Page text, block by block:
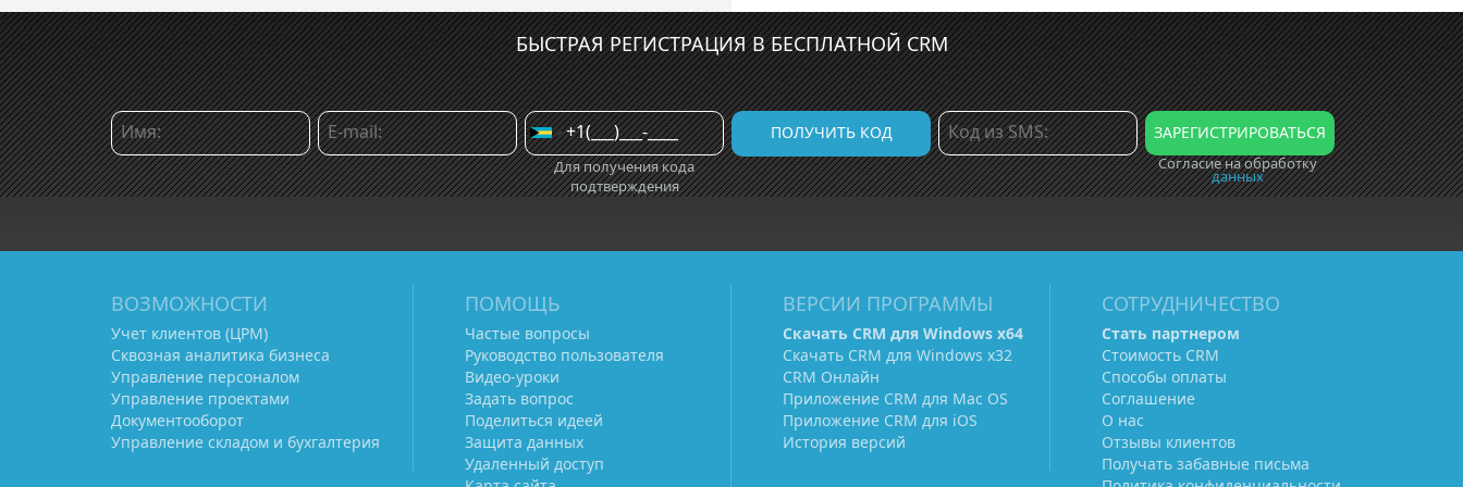
БЫСТРАЯ РЕГИСТРАЦИЯ В БЕСПЛАТНОЙ CRM
Для получения кода
подтверждения
Согласие на обработку
данных
ВОЗМОЖНОСТИ
Учет клиентов (ЦРМ)
Сквозная аналитика бизнеса
Управление персоналом
Управление проектами
Документооборот
Управление складом и бухгалтерия
ПОМОЩЬ
Частые вопросы
Руководство пользователя
Видео-уроки
Задать вопрос
Поделиться идеей
Защита данных
Удаленный доступ
ВЕРСИИ ПРОГРАММЫ
Скачать CRM для Windows х64
Скачать CRM для Windows х32
CRM Онлайн
Приложение CRM для Mac OS
Приложение CRM для iOS
История версий
СОТРУДНИЧЕСТВО
Стать партнером
Стоимость CRM
Способы оплаты
Соглашение
О нас
Отзывы клиентов
Получать забавные письма